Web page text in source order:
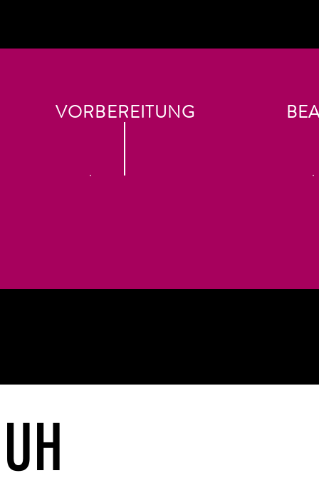
VORBEREITUNG
UH